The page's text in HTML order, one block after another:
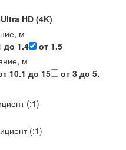
Ultra HD (4K)
м
до 1.4
от 1.5
м
10.1 до 15
от 3 до 5.
(:1)
(:1)